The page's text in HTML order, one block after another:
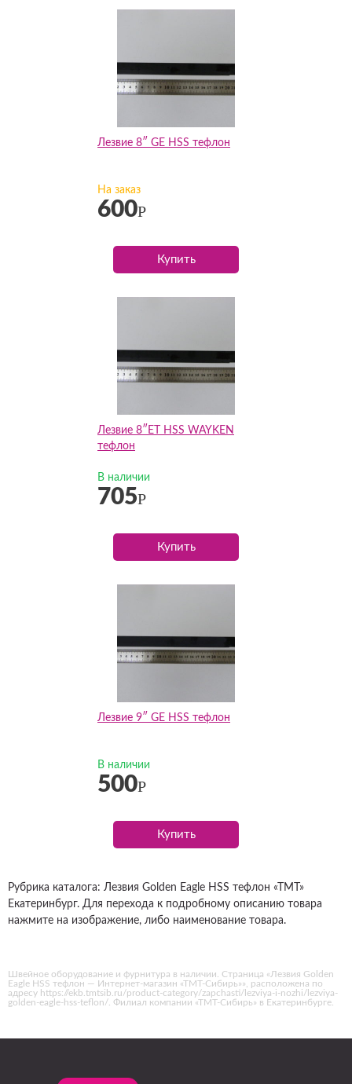
Лезвие 8″ GE HSS тефлон
На заказ
600Р
Купить
Лезвие 8″ET HSS WAYKEN
тефлон
В наличии
705Р
Купить
Лезвие 9″ GE HSS тефлон
В наличии
500Р
Купить
Рубрика каталога: Лезвия Golden Eagle HSS тефлон «ТМТ»
Екатеринбург. Для перехода к подробному описанию товара
нажмите на изображение, либо наименование товара.
Швейное оборудование и фурнитура в наличии. Страница «Лезвия Golden
Eagle HSS тефлон — Интернет-магазин «ТМТ-Сибирь»», расположена по
адресу https://ekb.tmtsib.ru/product-category/zapchasti/lezviya-i-nozhi/lezviya-
golden-eagle-hss-teflon/. Филиал компании «ТМТ-Сибирь» в Екатеринбурге.